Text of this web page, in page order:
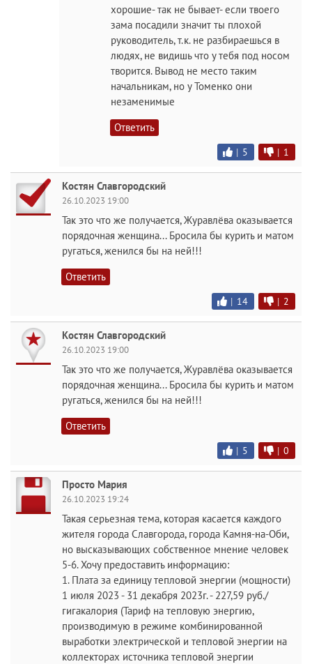
хорошие- так не бывает- если твоего
зама посадили значит ты плохой
руководитель, т.к. не разбираешься в
людях, не видишь что у тебя под носом
творится. Вывод не место таким
начальникам, но у Томенко они
незаменимые
Ответить
| 5 | 1
Костян Славгородский
26.10.2023 19:00
Так это что же получается, Журавлёва оказывается
порядочная женщина... Бросила бы курить и матом
ругаться, женился бы на ней!!!
Ответить
| 14 | 2
Костян Славгородский
26.10.2023 19:00
Так это что же получается, Журавлёва оказывается
порядочная женщина... Бросила бы курить и матом
ругаться, женился бы на ней!!!
Ответить
| 5 | 0
Просто Мария
26.10.2023 19:24
Такая серьезная тема, которая касается каждого
жителя города Славгорода, города Камня-на-Оби,
но высказывающих собственное мнение человек
5-6. Хочу предоставить информацию:
1. Плата за единицу тепловой энергии (мощности)
1 июля 2023 - 31 декабря 2023г. - 227,59 руб./
гигакалория (Тариф на тепловую энергию,
производимую в режиме комбинированной
выработки электрической и тепловой энергии на
коллекторах источника тепловой энергии